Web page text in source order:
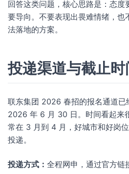
回答这类问题，核心思路是：态度
要导向。不要表现出畏难情绪，也
法落地的方案。
投递渠道与截止时
联东集团 2026 春招的报名通道已
2026 年 6 月 30 日。时间看起来
常在 3 月到 4 月，好城市和好岗
投递。
投递方式： 全程网申，通过官方链